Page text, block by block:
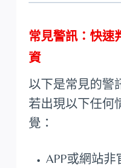
常見警訊：快速
資
以下是常見的警
若出現以下任何
覺：
APP或網站